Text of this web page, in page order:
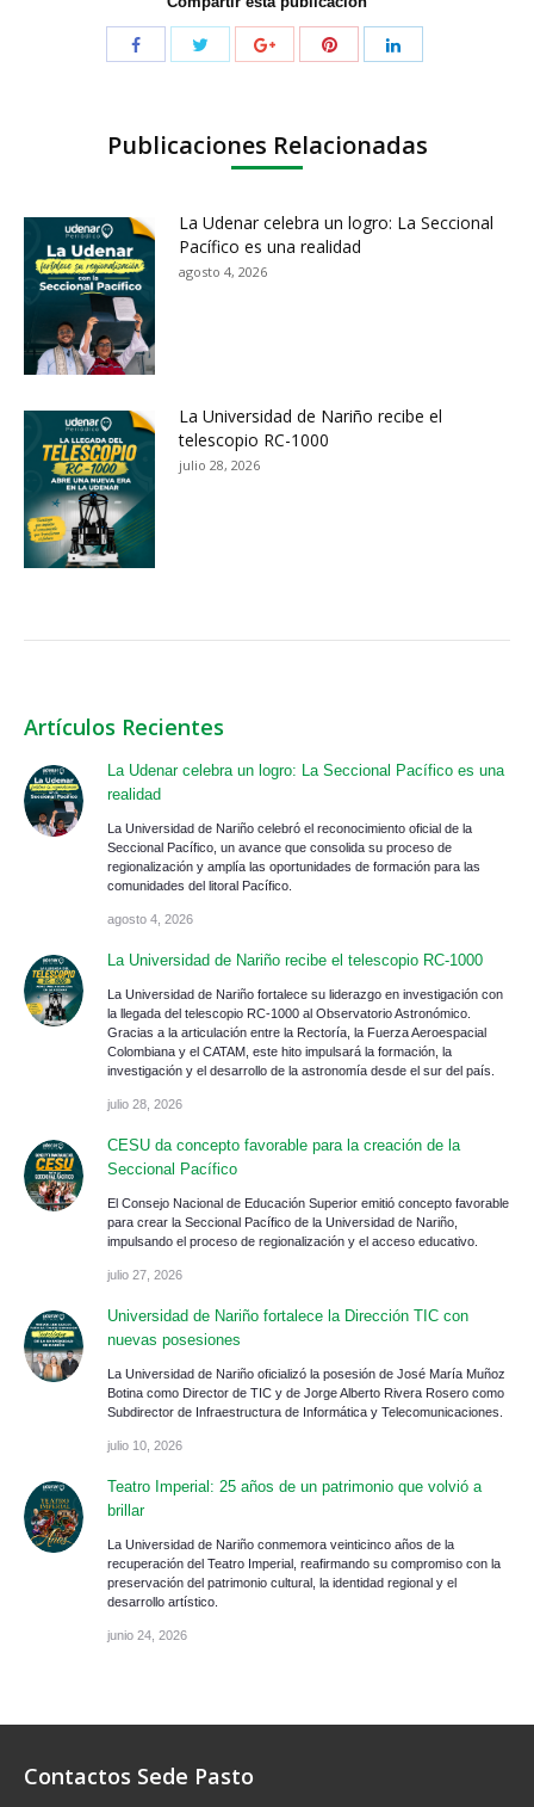
Publicaciones Relacionadas
La Udenar celebra un logro: La Seccional
Pacífico es una realidad
agosto 4, 2026
La Universidad de Nariño recibe el
telescopio RC-1000
julio 28, 2026
Artículos Recientes
La Udenar celebra un logro: La Seccional Pacífico es una
realidad
La Universidad de Nariño celebró el reconocimiento oficial de la
Seccional Pacífico, un avance que consolida su proceso de
regionalización y amplía las oportunidades de formación para las
comunidades del litoral Pacífico.
agosto 4, 2026
La Universidad de Nariño recibe el telescopio RC-1000
La Universidad de Nariño fortalece su liderazgo en investigación con
la llegada del telescopio RC-1000 al Observatorio Astronómico.
Gracias a la articulación entre la Rectoría, la Fuerza Aeroespacial
Colombiana y el CATAM, este hito impulsará la formación, la
investigación y el desarrollo de la astronomía desde el sur del país.
julio 28, 2026
CESU da concepto favorable para la creación de la
Seccional Pacífico
El Consejo Nacional de Educación Superior emitió concepto favorable
para crear la Seccional Pacífico de la Universidad de Nariño,
impulsando el proceso de regionalización y el acceso educativo.
julio 27, 2026
Universidad de Nariño fortalece la Dirección TIC con
nuevas posesiones
La Universidad de Nariño oficializó la posesión de José María Muñoz
Botina como Director de TIC y de Jorge Alberto Rivera Rosero como
Subdirector de Infraestructura de Informática y Telecomunicaciones.
julio 10, 2026
Teatro Imperial: 25 años de un patrimonio que volvió a
brillar
La Universidad de Nariño conmemora veinticinco años de la
recuperación del Teatro Imperial, reafirmando su compromiso con la
preservación del patrimonio cultural, la identidad regional y el
desarrollo artístico.
junio 24, 2026
Contactos Sede Pasto